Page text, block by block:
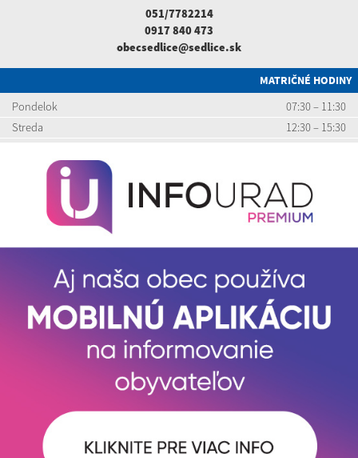
051/7782214
0917 840 473
obecsedlice@sedlice.sk
MATRIČNÉ HODINY
Pondelok
07:30 – 11:30
Streda
12:30 – 15:30